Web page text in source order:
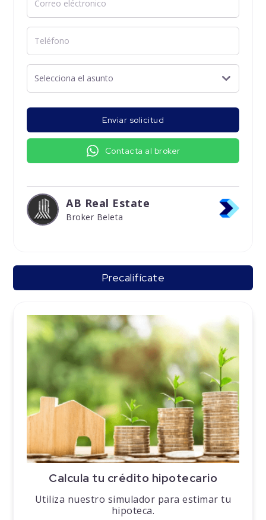
Enviar solicitud
Contacta al broker
AB Real Estate
Broker Beleta
Precalifícate
Calcula tu crédito hipotecario
Utiliza nuestro simulador para estimar tu
hipoteca.